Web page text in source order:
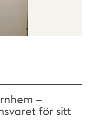
–
för sitt